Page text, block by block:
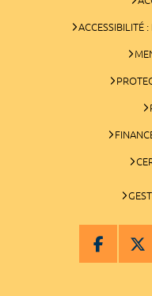
ACCESSIBILITÉ